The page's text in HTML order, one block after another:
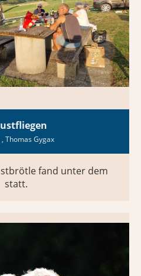
, Thomas Gygax
fand unter dem
statt.